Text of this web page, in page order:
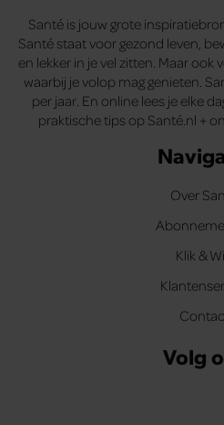
Santé is jouw grote
Santé staat voor gezond leven,
en lekker in je vel zitten. Maar ook
waarbij je volop mag genieten.
per jaar. En online lees je elke
praktische tips op Santé.nl +
Over
Klik &
Volg